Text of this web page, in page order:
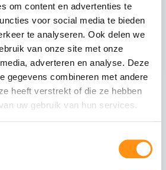
om content en advertenties te
voor social media te bieden
te analyseren. Ook delen we
van onze site met onze
adverteren en analyse. Deze
gegevens combineren met andere
heeft verstrekt of die ze hebben
uw gebruik van hun services.
specificaties
10mm gehard (ESG)
Helder glas
Geslepen (niet scherp)
Aluminium 6063-T6
Antraciet RAL 7016
-rail systeem
80 kg per paneel